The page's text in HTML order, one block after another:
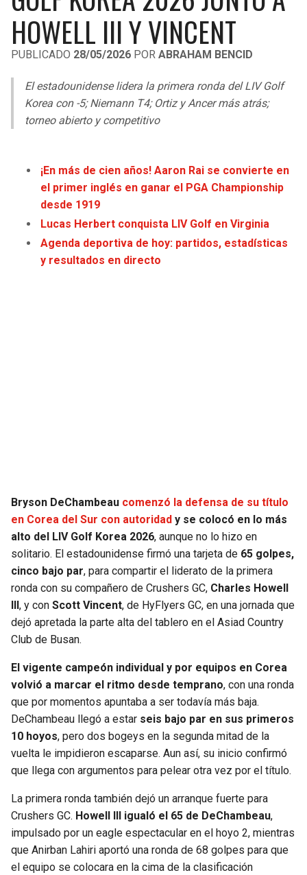
LIGA DE EXPANSIÓN MX
LEAGUES CUP
UEFA EUROPA LEAGUE
UEFA CONFERENCE LEAGUE
COPA LIBERTADORES
COPA SUDAMERICANA
OTRAS LIGAS
RAIDERS
RAVENS
BROWNS
TEXANS
COMMANDERS
CARDINALS
RAMS
49ERS
SEAHAWKS
BEARS
PACKERS
FALCONS
PANTHERS
CAVALIERS
PACERS
HAWKS
HEAT
KINGS
MAVERICKS
ROCKETS
GRIZZLIES
PELICANS
SPURS
TIMBERWOLVES
TRAIL BLAZERS
JAZZ
HOWELL III Y VINCENT
PUBLICADO 28/05/2026 POR ABRAHAM BENCID
El estadounidense lidera la primera ronda del LIV Golf
Korea con -5; Niemann T4; Ortiz y Ancer más atrás;
torneo abierto y competitivo
¡En más de cien años! Aaron Rai se convierte en
el primer inglés en ganar el PGA Championship
desde 1919
Lucas Herbert conquista LIV Golf en Virginia
Agenda deportiva de hoy: partidos, estadísticas
y resultados en directo
Bryson DeChambeau comenzó la defensa de su título
en Corea del Sur con autoridad y se colocó en lo más
alto del LIV Golf Korea 2026, aunque no lo hizo en
solitario. El estadounidense firmó una tarjeta de 65 golpes,
cinco bajo par, para compartir el liderato de la primera
ronda con su compañero de Crushers GC, Charles Howell
, y con Scott Vincent, de HyFlyers GC, en una jornada que
dejó apretada la parte alta del tablero en el Asiad Country
Club de Busan.
El vigente campeón individual y por equipos en Corea
volvió a marcar el ritmo desde temprano, con una ronda
que por momentos apuntaba a ser todavía más baja.
DeChambeau llegó a estar seis bajo par en sus primeros
10 hoyos, pero dos bogeys en la segunda mitad de la
vuelta le impidieron escaparse. Aun así, su inicio confirmó
que llega con argumentos para pelear otra vez por el título.
La primera ronda también dejó un arranque fuerte para
Crushers GC. Howell III igualó el 65 de DeChambeau,
impulsado por un eagle espectacular en el hoyo 2, mientras
que Anirban Lahiri aportó una ronda de 68 golpes para que
el equipo se colocara en la cima de la clasificación